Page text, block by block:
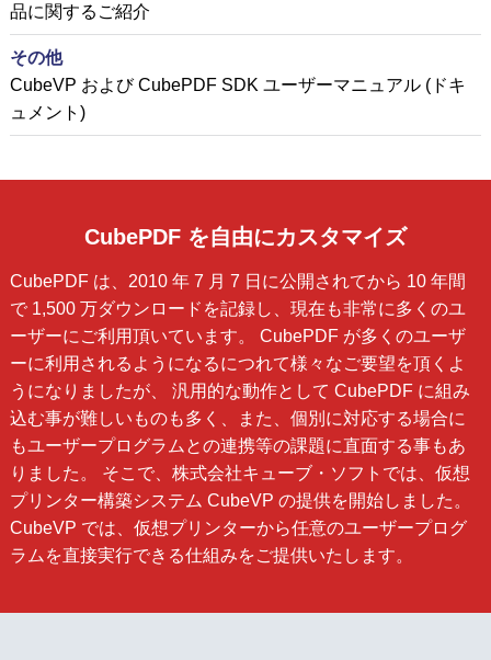
品に関するご紹介
その他
CubeVP および CubePDF SDK ユーザーマニュアル (ドキ
ュメント)
CubePDF を自由にカスタマイズ
CubePDF は、2010 年 7 月 7 日に公開されてから 10 年間
で 1,500 万ダウンロードを記録し、現在も非常に多くのユ
ーザーにご利用頂いています。 CubePDF が多くのユーザ
ーに利用されるようになるにつれて様々なご要望を頂くよ
うになりましたが、 汎用的な動作として CubePDF に組み
込む事が難しいものも多く、また、個別に対応する場合に
もユーザープログラムとの連携等の課題に直面する事もあ
りました。 そこで、株式会社キューブ・ソフトでは、仮想
プリンター構築システム CubeVP の提供を開始しました。
CubeVP では、仮想プリンターから任意のユーザープログ
ラムを直接実行できる仕組みをご提供いたします。